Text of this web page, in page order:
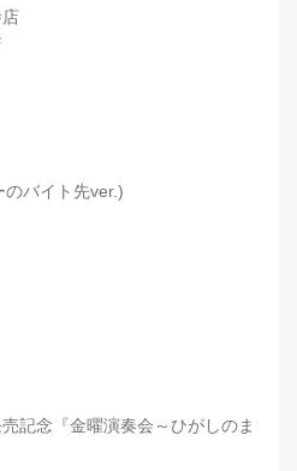
バイト先ver.)
記念『金曜演奏会～ひがしのま